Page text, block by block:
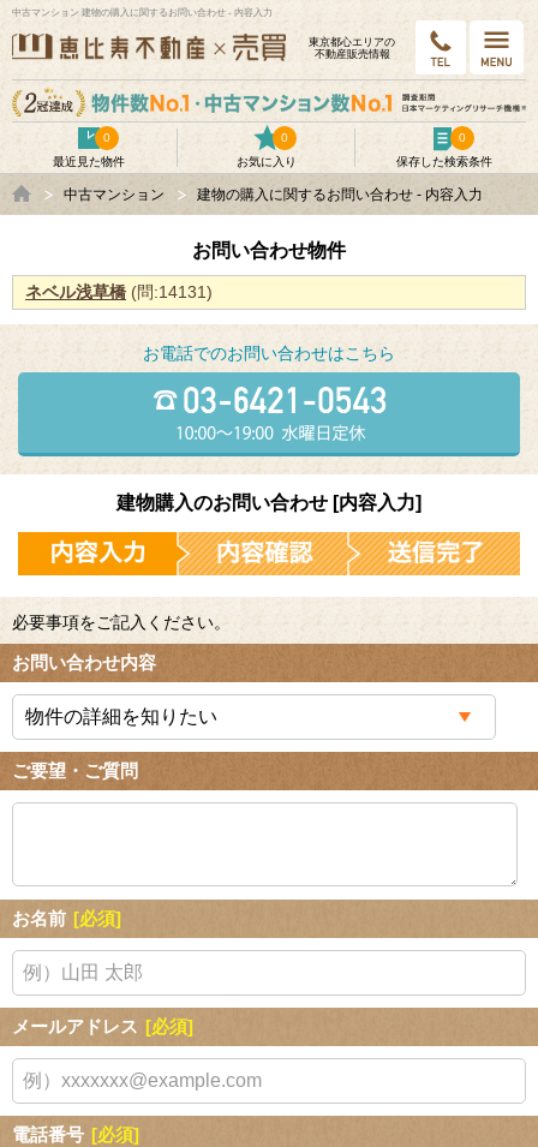
中古マンション 建物の購入に関するお問い合わせ - 内容入力
東京都⼼エリアの
不動産販売情報
最近見た物件
0
お気に入り
0
保存した検索条件
0
中古マンション 建物の購入に関するお問い合わせ - 内容入力
お問い合わせ物件
ネベル浅草橋 (問:14131)
お電話でのお問い合わせはこちら
建物購入のお問い合わせ [内容入力]
必要事項をご記入ください。
お問い合わせ内容
ご要望・ご質問
お名前 [必須]
メールアドレス [必須]
電話番号 [必須]